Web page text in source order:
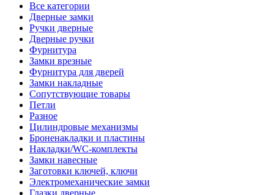
Все категории
Дверные замки
Ручки дверные
Дверные ручки
Фурнитура
Замки врезные
Фурнитура для дверей
Замки накладные
Сопутствующие товары
Петли
Разное
Цилиндровые механизмы
Броненакладки и пластины
Накладки/WC-комплекты
Замки навесные
Заготовки ключей, ключи
Электромеханические замки
Глазки дверные